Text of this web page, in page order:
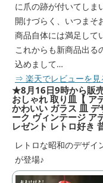
に爪の跡が付いてしま
開けづらく、いつまそ
商品自体には満足して
これからも新商品出る
込めまして…
⇒ 楽天でレビューを見
★8月16日9時から販
おしゃれ 取り皿【 ア
かわいい ガラス 皿
ーク ヴィンテージ ア
レゼント レトロ好き
レトロな昭和のデザイ
が登場♪